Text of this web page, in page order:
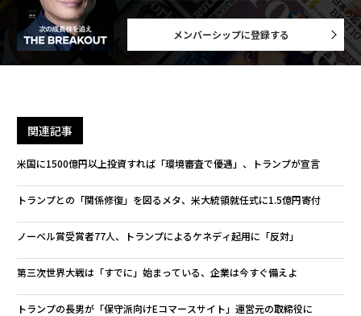
メンバーシップに登録する
関連記事
米国に1500億円以上投資すれば「環境審査で優遇」、トランプが宣言
トランプとの「関係修復」を図るメタ、米大統領就任式に1.5億円寄付
ノーベル賞受賞者77人、トランプによるケネディ起用に「反対」
第三次世界大戦は「すでに」始まっている、企業は今すぐ備えよ
トランプの長男が「保守派向けEコマースサイト」運営元の取締役に